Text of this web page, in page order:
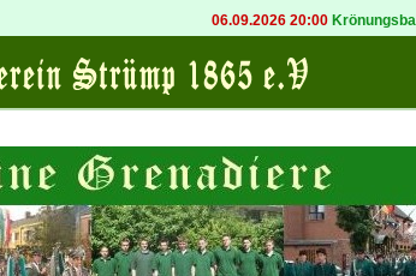
06.09.2026 20:00 Krönungsball